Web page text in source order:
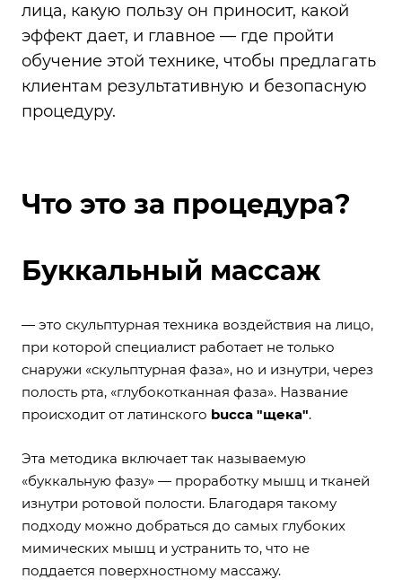
лица, какую пользу он приносит, какой
эффект дает, и главное — где пройти
обучение этой технике, чтобы предлагать
клиентам результативную и безопасную
процедуру.
Что это за процедура?
Буккальный массаж
— это скульптурная техника воздействия на лицо,
при которой специалист работает не только
снаружи «скульптурная фаза», но и изнутри, через
полость рта, «глубокотканная фаза». Название
происходит от латинского bucca "щека".
Эта методика включает так называемую
«буккальную фазу» — проработку мышц и тканей
изнутри ротовой полости. Благодаря такому
подходу можно добраться до самых глубоких
мимических мышц и устранить то, что не
поддается поверхностному массажу.